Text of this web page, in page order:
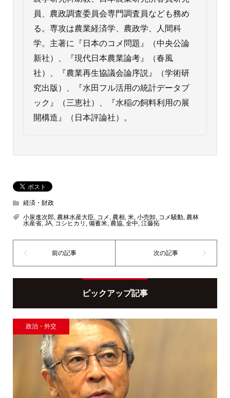
員、農政調査委員会専門調査員なども務め
る。専攻は農業経済学、農政学、人間科
学。主著に『日本のコメ問題』（中央公論
新社）、『現代日本農業論考』（春風
社）、『農業再生協議会論序説』（学術研
究出版）、『水田フル活用の統計データブ
ック』（三恵社）、『水稲の飼料利用の展
開構造』（日本評論社）。
経済・財政
小泉進次郎, 農林水産大臣, コメ , 農相, 米, 小売卸, コメ騒動, 農林
水産省, JA, コシヒカリ , 備蓄米, 農協, 全中, 江藤拓
ピックアップ記事
政治・外交